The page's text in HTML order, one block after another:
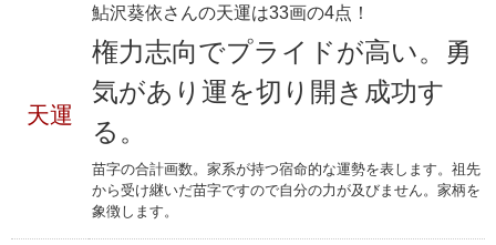
天運
鮎沢葵依さんの天運は33画の4点！
権力志向でプライドが高い。勇
気があり運を切り開き成功す
る。
苗字の合計画数。家系が持つ宿命的な運勢を表します。祖先
から受け継いだ苗字ですので自分の力が及びません。家柄を
象徴します。